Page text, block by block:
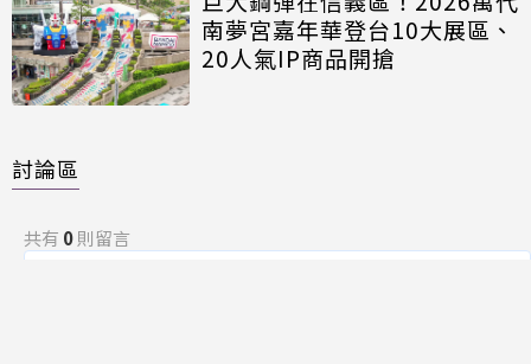
南夢宮嘉年華登台10大展區、
20人氣IP商品開搶
討論區
共有 0則留言